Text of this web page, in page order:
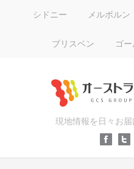
シドニー メルボルン
ブリスベン ゴ
現地情報を日々お